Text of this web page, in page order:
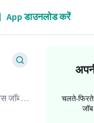
App डाउनलोड करें
जॉब्स
चलते-फिरते